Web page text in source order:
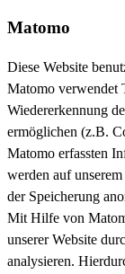
Matomo
Diese Website
Matomo verwendet
Wiedererkennung
ermöglichen (z.B.
Matomo erfassten
werden auf
der Speicherung
Mit Hilfe von
unserer Website
analysieren.